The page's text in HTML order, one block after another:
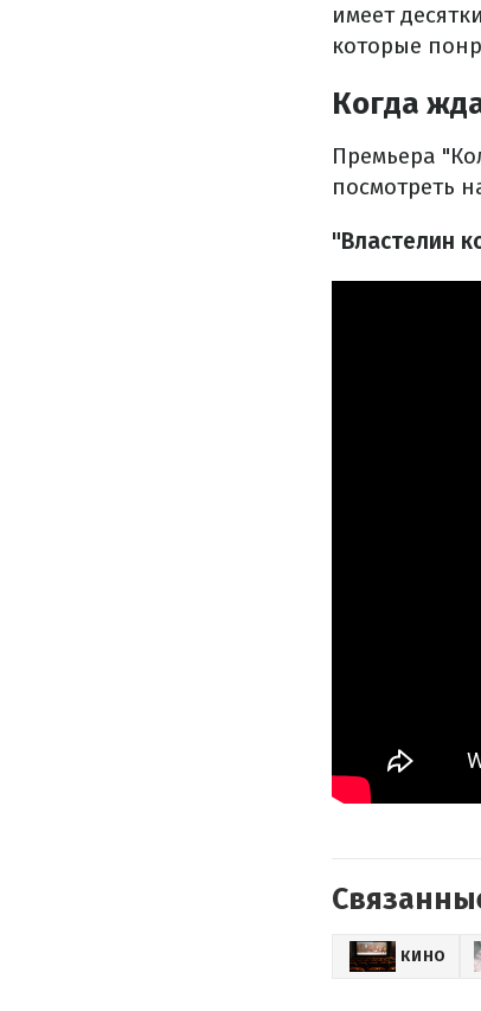
имеет
которые
Когда
Премьера
посмотреть
"Властелин
КИНО